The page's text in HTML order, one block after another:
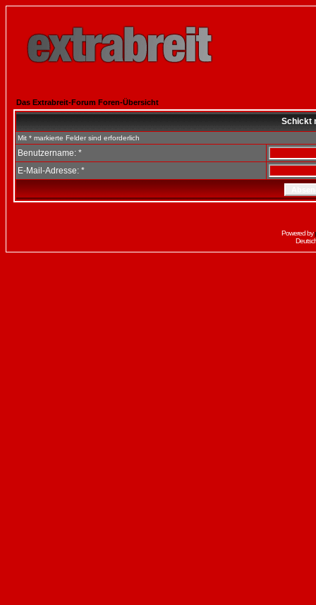
Das Extrabreit-Forum Foren-Übersicht
Schickt
Mit * markierte Felder sind erforderlich
Benutzername: *
E-Mail-Adresse: *
Powered by